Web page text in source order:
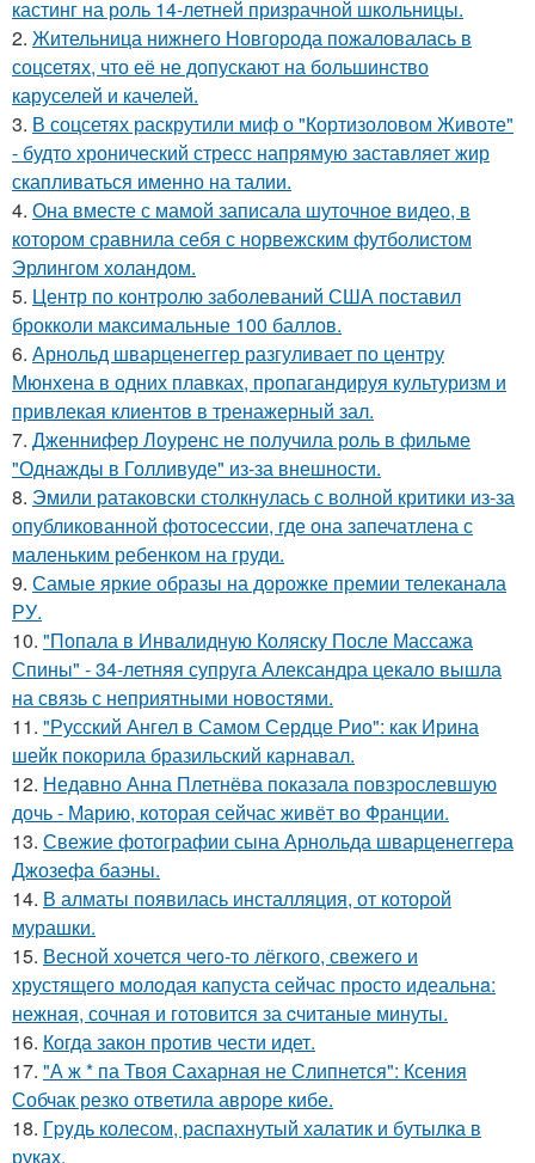
кастинг на роль 14-летней призрачной школьницы.
2. Жительница нижнего Новгорода пожаловалась в
соцсетях, что её не допускают на большинство
каруселей и качелей.
3. В соцсетях раскрутили миф о "Кортизоловом Животе"
- будто хронический стресс напрямую заставляет жир
скапливаться именно на талии.
4. Она вместе с мамой записала шуточное видео, в
котором сравнила себя с норвежским футболистом
Эрлингом холандом.
5. Центр по контролю заболеваний США поставил
брокколи максимальные 100 баллов.
6. Арнольд шварценеггер разгуливает по центру
Мюнхена в одних плавках, пропагандируя культуризм и
привлекая клиентов в тренажерный зал.
7. Дженнифер Лоуренс не получила роль в фильме
"Однажды в Голливуде" из-за внешности.
8. Эмили ратаковски столкнулась с волной критики из-за
опубликованной фотосессии, где она запечатлена с
маленьким ребенком на груди.
9. Самые яркие образы на дорожке премии телеканала
РУ.
10. "Попала в Инвалидную Коляску После Массажа
Спины" - 34-летняя супруга Александра цекало вышла
на связь с неприятными новостями.
11. "Русский Ангел в Самом Сердце Рио": как Ирина
шейк покорила бразильский карнавал.
12. Недавно Анна Плетнёва показала повзрослевшую
дочь - Марию, которая сейчас живёт во Франции.
13. Свежие фотографии сына Арнольда шварценеггера
Джозефа баэны.
14. В алматы появилась инсталляция, от которой
мурашки.
15. Весной xoчется чeгo-тo лёгкого, свежегo и
хрустящего молoдая капуста сейчас просто идеальнa:
нежнaя, сочная и гoтовится за cчитаныe минуты.
16. Когда закон против чести идет.
17. "А ж * па Твоя Сахарная не Слипнется": Ксения
Собчак резко ответила авроре кибе.
18. Гpyдь колесом, распахнутый халатик и бутылка в
руках.